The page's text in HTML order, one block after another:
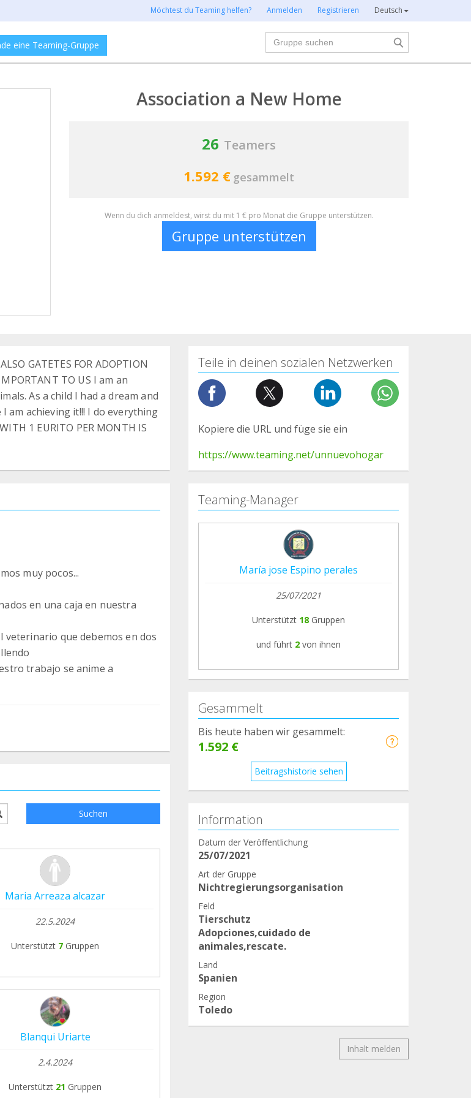
Möchtest du Teaming helfen? Anmelden Registrieren Deutsch
eine Teaming-Gruppe
Suche
Association a New Home
26 Teamers
1.592 € gesammelt
Wenn du dich anmeldest, wirst du mit 1 € pro Monat die Gruppe unterstützen.
Gruppe unterstützen
GATETES FOR ADOPTION
TO US I am an
As a child I had a dream and
achieving it!!! I do everything
1 EURITO PER MONTH IS
muy pocos...
en una caja en nuestra
veterinario que debemos en dos
trabajo se anime a
Suchen
Maria Arreaza alcazar
22.5.2024
Unterstützt 7 Gruppen
Blanqui Uriarte
2.4.2024
Unterstützt 21 Gruppen
Teile in deinen sozialen Netzwerken
Kopiere die URL und füge sie ein
https://www.teaming.net/unnuevohogar
Teaming-Manager
María jose Espino perales
25/07/2021
Unterstützt 18 Gruppen
und führt 2 von ihnen
Gesammelt
Bis heute haben wir gesammelt:
1.592 €
Beitragshistorie sehen
Information
Datum der Veröffentlichung
25/07/2021
Art der Gruppe
Nichtregierungsorganisation
Feld
Tierschutz
Adopciones,cuidado de
animales,rescate.
Land
Spanien
Region
Toledo
Inhalt melden